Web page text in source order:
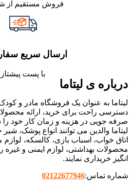
فروش مستقیم از
ارسال سریع
با پست پیشتاز
درباره ی لیتاما
لیتاما به عنوان یک فروشگاه مادر و
دسترسی راحت برای خرید، ارائه
صرفه جویی در هزینه و زمان کار خود
لیتاما والدین می توانند انواع پوشک،
اتاق خواب، اسباب بازی، کالسکه،
محصولات بهداشتی، لوازم ایمنی و
انگیز خریداری نمایند.
شماره تماس:02122677946